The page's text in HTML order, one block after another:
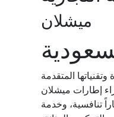
ميشلان
المتقدمة
إطارات ميشلان
تنافسية، وخدمة